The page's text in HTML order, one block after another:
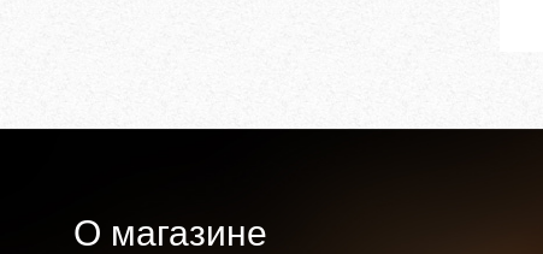
О магазине